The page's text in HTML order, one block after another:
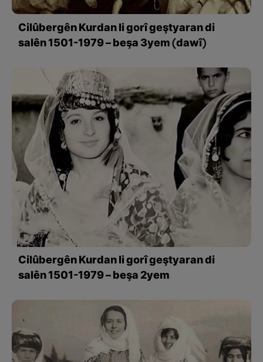
Cilûbergên Kurdan li gorî geştyaran di
salên 1501-1979 – beşa 3yem (dawî)
Cilûbergên Kurdan li gorî geştyaran di
salên 1501-1979 – beşa 2yem